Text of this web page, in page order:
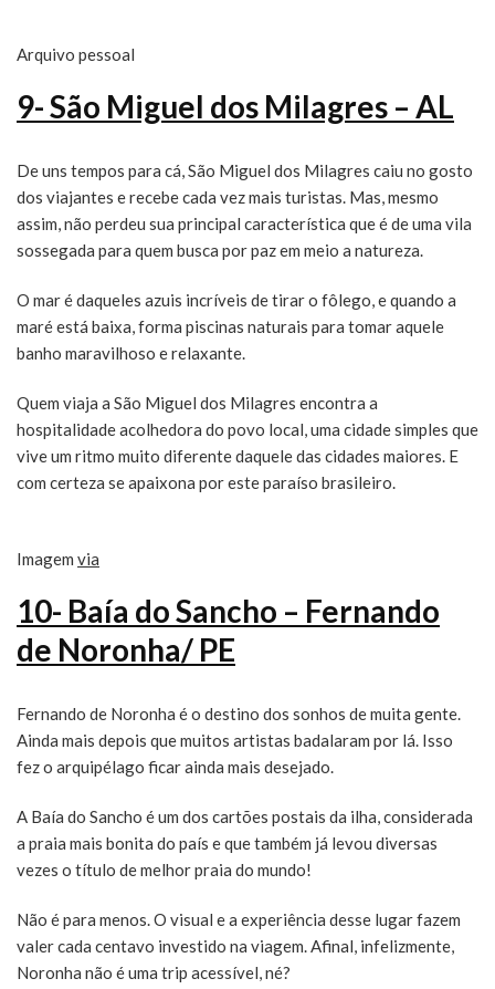
Arquivo pessoal
9- São Miguel dos Milagres – AL
De uns tempos para cá, São Miguel dos Milagres caiu no gosto
dos viajantes e recebe cada vez mais turistas. Mas, mesmo
assim, não perdeu sua principal característica que é de uma vila
sossegada para quem busca por paz em meio a natureza.
O mar é daqueles azuis incríveis de tirar o fôlego, e quando a
maré está baixa, forma piscinas naturais para tomar aquele
banho maravilhoso e relaxante.
Quem viaja a São Miguel dos Milagres encontra a
hospitalidade acolhedora do povo local, uma cidade simples que
vive um ritmo muito diferente daquele das cidades maiores. E
com certeza se apaixona por este paraíso brasileiro.
Imagem via
10- Baía do Sancho – Fernando
de Noronha/ PE
Fernando de Noronha é o destino dos sonhos de muita gente.
Ainda mais depois que muitos artistas badalaram por lá. Isso
fez o arquipélago ficar ainda mais desejado.
A Baía do Sancho é um dos cartões postais da ilha, considerada
a praia mais bonita do país e que também já levou diversas
vezes o título de melhor praia do mundo!
Não é para menos. O visual e a experiência desse lugar fazem
valer cada centavo investido na viagem. Afinal, infelizmente,
Noronha não é uma trip acessível, né?